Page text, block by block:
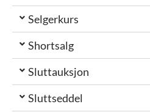
Selgerkurs
Shortsalg
Sluttauksjon
Sluttseddel